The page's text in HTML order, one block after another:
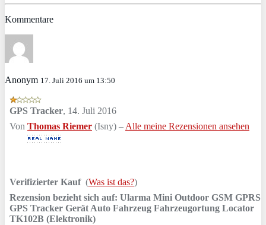
Kommentare
Anonym 17. Juli 2016 um 13:50
GPS Tracker, 14. Juli 2016
Von Thomas Riemer (Isny) – Alle meine Rezensionen ansehen
Verifizierter Kauf (Was ist das?)
Rezension bezieht sich auf: Ularma Mini Outdoor GSM GPRS
GPS Tracker Gerät Auto Fahrzeug Fahrzeugortung Locator
TK102B (Elektronik)